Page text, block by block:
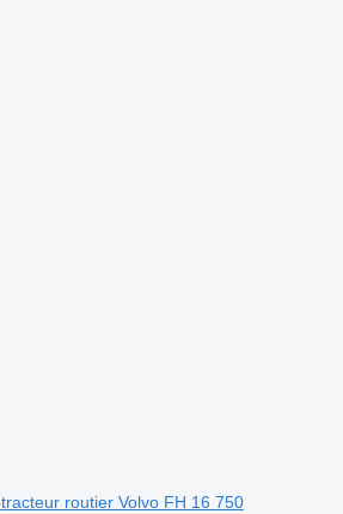
tracteur routier Volvo FH 16 750